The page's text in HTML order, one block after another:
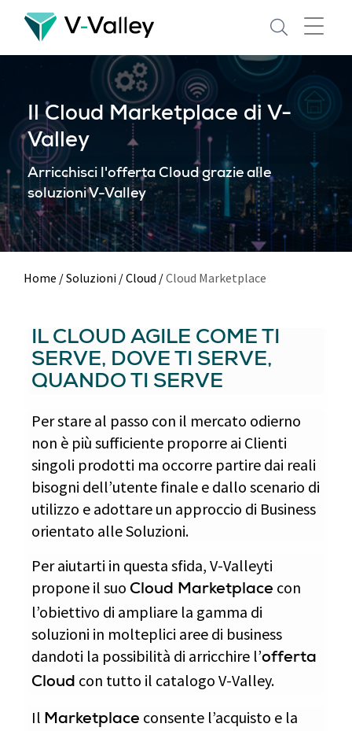
Skip
main
Il Cloud Marketplace di V-
Valley
Arricchisci l'offerta Cloud grazie alle
soluzioni V-Valley
Home /Soluzioni /Cloud /Cloud Marketplace
IL CLOUD AGILE COME TI
SERVE, DOVE TI SERVE,
QUANDO TI SERVE
Per stare al passo con il mercato odierno
non è più sufficiente proporre ai Clienti
singoli prodotti ma occorre partire dai reali
bisogni dell’utente finale e dallo scenario di
utilizzo e adottare un approccio di Business
orientato alle Soluzioni.
Per aiutarti in questa sfida, V-Valleyti
propone il suo Cloud Marketplace con
l’obiettivo di ampliare la gamma di
soluzioni in molteplici aree di business
dandoti la possibilità di arricchire l’offerta
Cloud con tutto il catalogo V-Valley.
Il Marketplace consente l’acquisto e la